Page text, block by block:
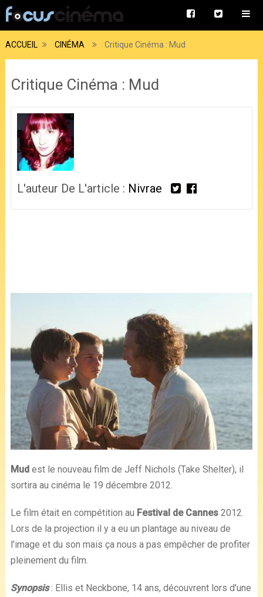
ACCUEIL CINÉMA Critique Cinéma : Mud
Critique Cinéma : Mud
L'auteur De L'article : Nivrae
Mudest le nouveau film de Jeff Nichols (Take Shelter), il
sortira au cinéma le 19 décembre 2012.
Le film était en compétition au Festival de Cannes2012.
Lors de la projection il y a eu un plantage au niveau de
l’image et du son mais ça nous a pas empêcher de profiter
pleinement du film.
Synopsis: Ellis et Neckbone, 14 ans, découvrent lors d’une